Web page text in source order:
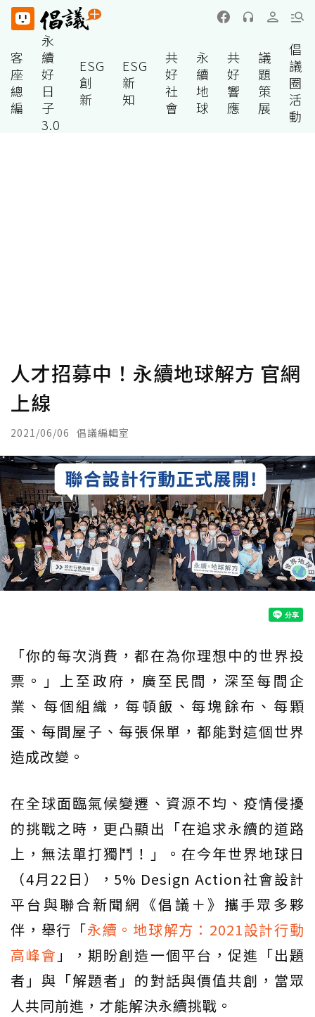
客
座
總
編
永
續
好
日
子
3.0
ESG
創
新
ESG
新
知
共
好
社
會
永
續
地
球
共
好
響
應
議
題
策
展
倡
議
圈
活
動
人才招募中！永續地球解方 官網
上線
2021/06/06 倡議編輯室
「你的每次消費，都在為你理想中的世界投
票。」上至政府，廣至民間，深至每間企
業、每個組織，每頓飯、每塊餘布、每顆
蛋、每間屋子、每張保單，都能對這個世界
造成改變。
在全球面臨氣候變遷、資源不均、疫情侵擾
的挑戰之時，更凸顯出「在追求永續的道路
上，無法單打獨鬥！」。在今年世界地球日
（4月22日），5% Design Action社會設計
平台與聯合新聞網《倡議＋》攜手眾多夥
伴，舉行「永續。地球解方：2021設計行動
高峰會 」，期盼創造一個平台，促進「出題
者」與「解題者」的對話與價值共創，當眾
人共同前進，才能解決永續挑戰。